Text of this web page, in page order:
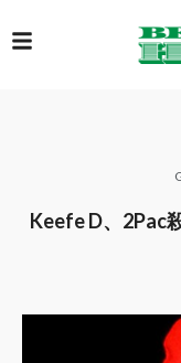
Keefe D、2Pac